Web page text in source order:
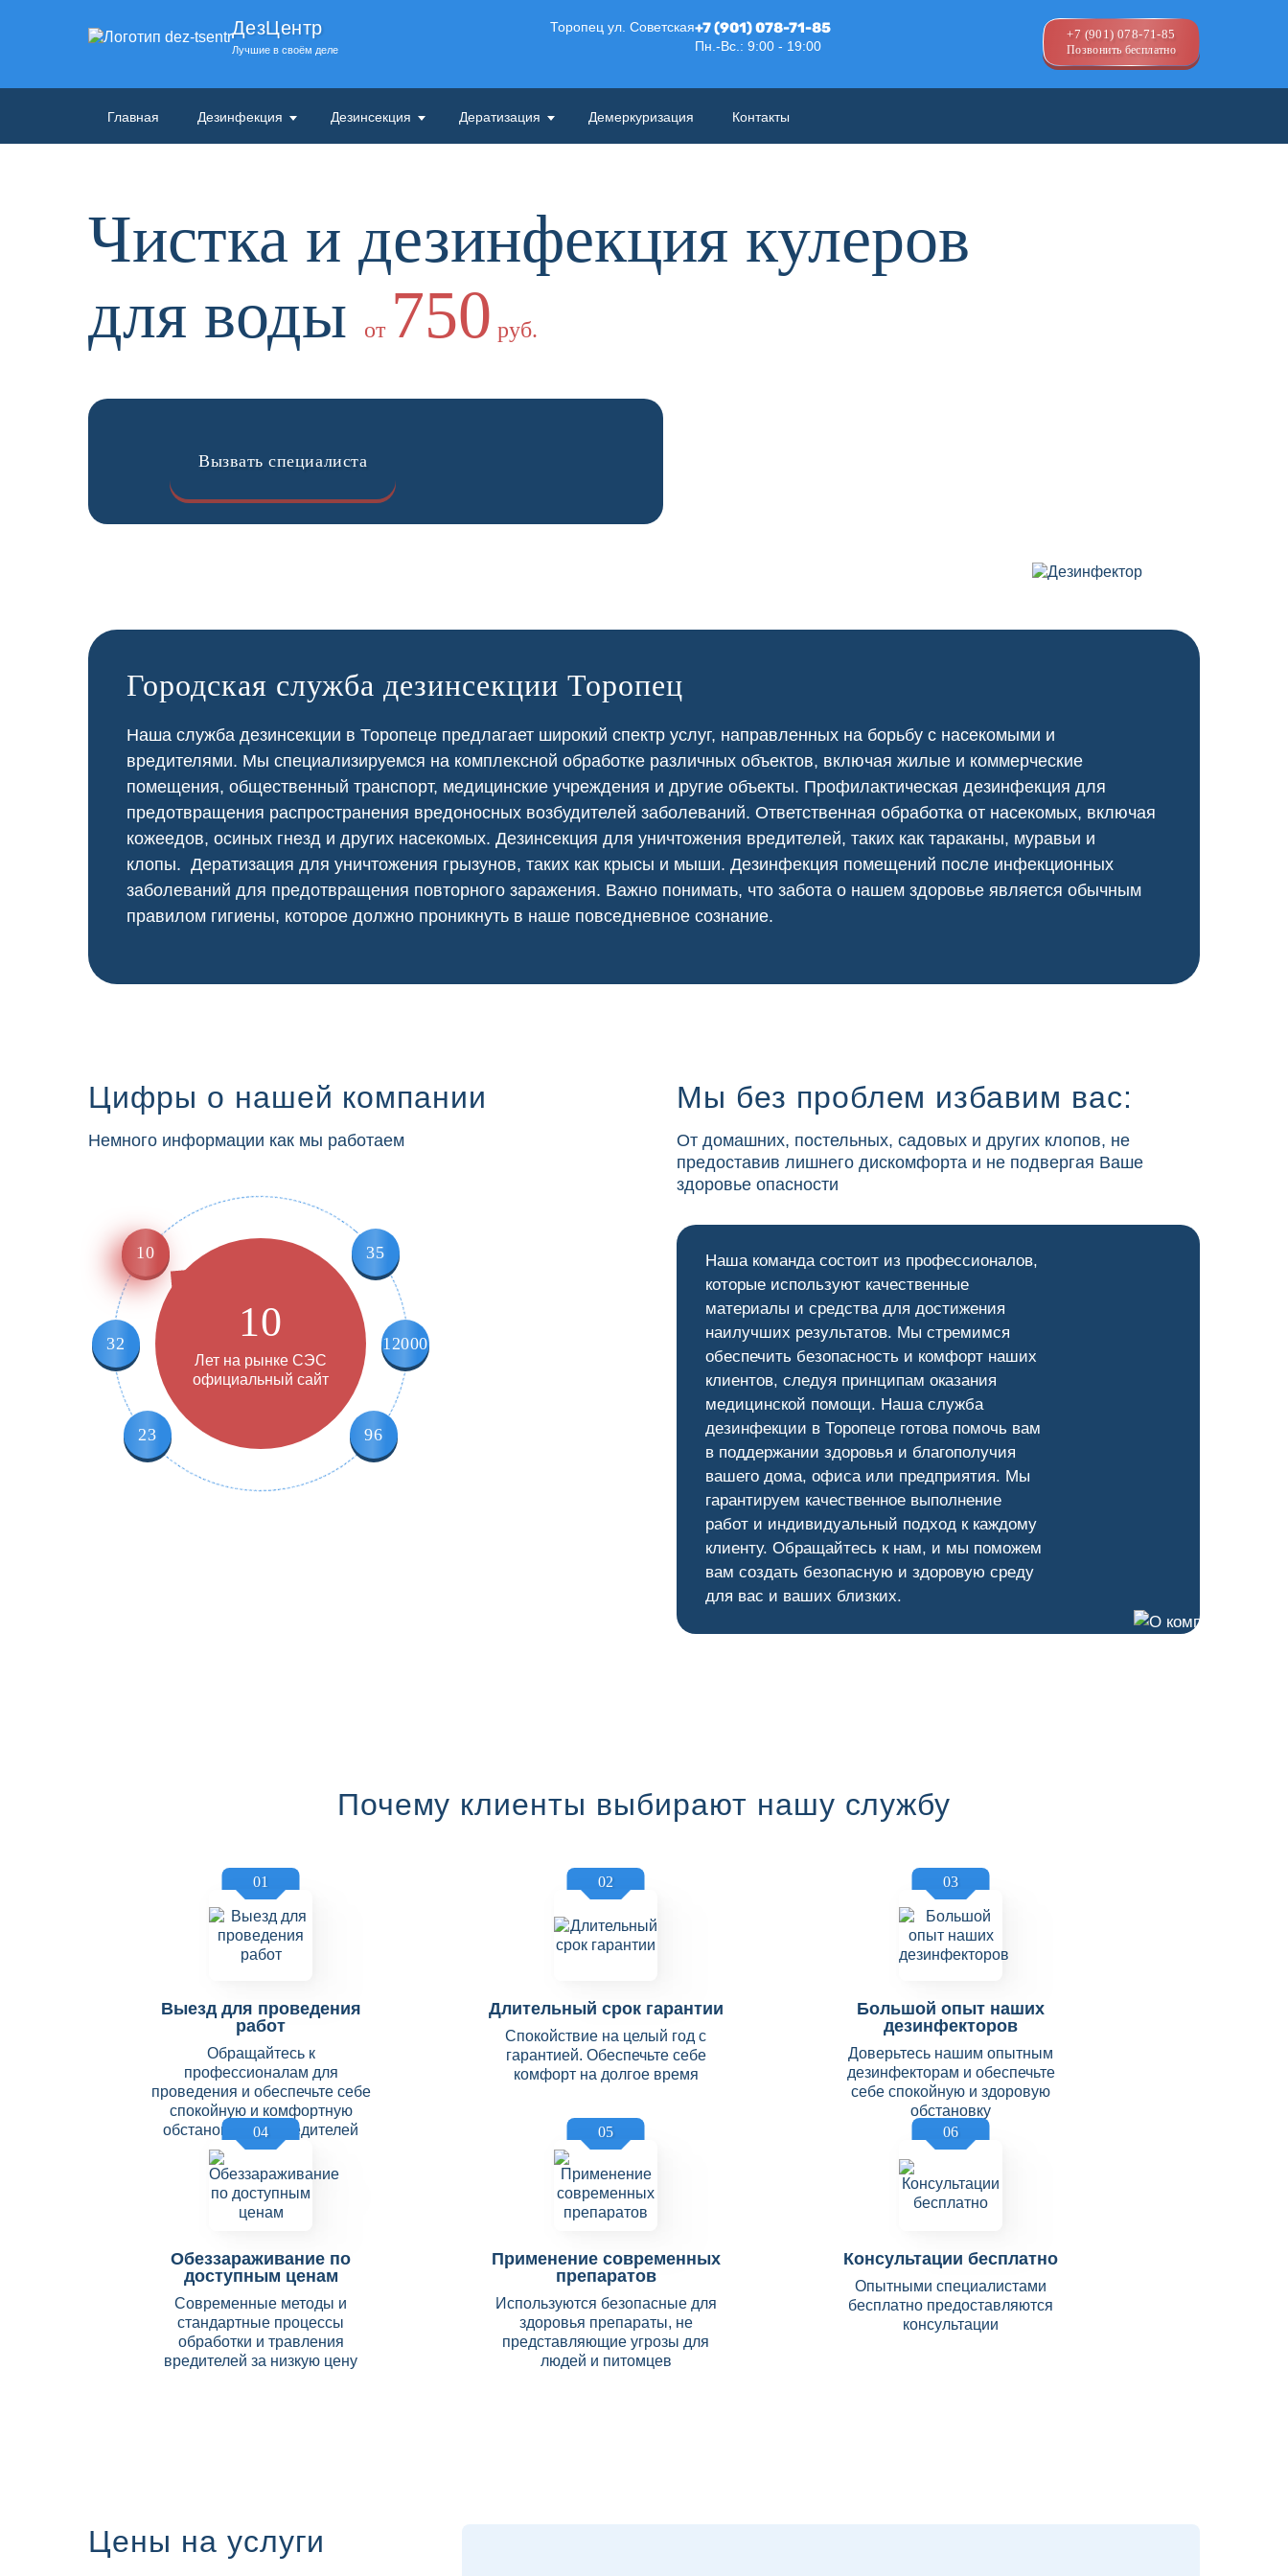
ДезЦентр
Лучшие в своём деле
Торопец ул. Советская+7 (901) 078-71-85
Пн.-Вс.: 9:00 - 19:00
+7 (901) 078-71-85
Позвонить бесплатно
Главная Дезинфекция Дезинсекция Дератизация Демеркуризация Контакты
Чистка и дезинфекция кулеров
для воды
от 750 руб.
Вызвать специалиста
Городская служба дезинсекции Торопец
Наша служба дезинсекции в Торопеце предлагает широкий спектр услуг, направленных на борьбу с насекомыми и
вредителями. Мы специализируемся на комплексной обработке различных объектов, включая жилые и коммерческие
помещения, общественный транспорт, медицинские учреждения и другие объекты. Профилактическая дезинфекция для
предотвращения распространения вредоносных возбудителей заболеваний. Ответственная обработка от насекомых, включая
кожеедов, осиных гнезд и других насекомых. Дезинсекция для уничтожения вредителей, таких как тараканы, муравьи и
клопы. Дератизация для уничтожения грызунов, таких как крысы и мыши. Дезинфекция помещений после инфекционных
заболеваний для предотвращения повторного заражения. Важно понимать, что забота о нашем здоровье является обычным
правилом гигиены, которое должно проникнуть в наше повседневное сознание.
Цифры о нашей компании
Немного информации как мы работаем
10 35
12000
96
23
32 10
Лет на рынке СЭС
официальный сайт
Мы без проблем избавим вас:
От домашних, постельных, садовых и других клопов, не
предоставив лишнего дискомфорта и не подвергая Ваше
здоровье опасности
Наша команда состоит из профессионалов,
которые используют качественные
материалы и средства для достижения
наилучших результатов. Мы стремимся
обеспечить безопасность и комфорт наших
клиентов, следуя принципам оказания
медицинской помощи. Наша служба
дезинфекции в Торопеце готова помочь вам
в поддержании здоровья и благополучия
вашего дома, офиса или предприятия. Мы
гарантируем качественное выполнение
работ и индивидуальный подход к каждому
клиенту. Обращайтесь к нам, и мы поможем
вам создать безопасную и здоровую среду
для вас и ваших близких.
Почему клиенты выбирают нашу службу
01
Выезд для проведения
работ
Обращайтесь к
профессионалам для
проведения и обеспечьте себе
спокойную и комфортную
обстановку без вредителей
02
Длительный срок гарантии
Спокойствие на целый год с
гарантией. Обеспечьте себе
комфорт на долгое время
03
Большой опыт наших
дезинфекторов
Доверьтесь нашим опытным
дезинфекторам и обеспечьте
себе спокойную и здоровую
обстановку
04
Обеззараживание по
доступным ценам
Современные методы и
стандартные процессы
обработки и травления
вредителей за низкую цену
05
Применение современных
препаратов
Используются безопасные для
здоровья препараты, не
представляющие угрозы для
людей и питомцев
06
Консультации бесплатно
Опытными специалистами
бесплатно предоставляются
консультации
Цены на услуги